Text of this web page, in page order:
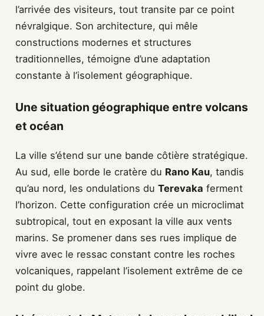
l’arrivée des visiteurs, tout transite par ce point
névralgique. Son architecture, qui mêle
constructions modernes et structures
traditionnelles, témoigne d’une adaptation
constante à l’isolement géographique.
Une situation géographique entre volcans
et océan
La ville s’étend sur une bande côtière stratégique.
Au sud, elle borde le cratère du Rano Kau, tandis
qu’au nord, les ondulations du Terevaka ferment
l’horizon. Cette configuration crée un microclimat
subtropical, tout en exposant la ville aux vents
marins. Se promener dans ses rues implique de
vivre avec le ressac constant contre les roches
volcaniques, rappelant l’isolement extrême de ce
point du globe.